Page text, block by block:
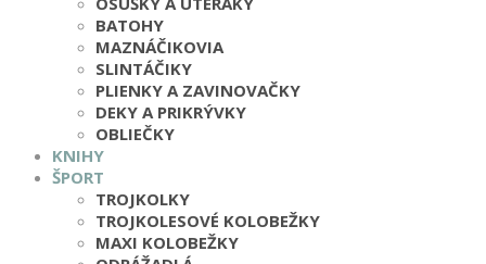
BATOHY
MAZNÁČIKOVIA
SLINTÁČIKY
PLIENKY A ZAVINOVAČKY
DEKY A PRIKRÝVKY
OBLIEČKY
KNIHY
ŠPORT
TROJKOLKY
TROJKOLESOVÉ KOLOBEŽKY
MAXI KOLOBEŽKY